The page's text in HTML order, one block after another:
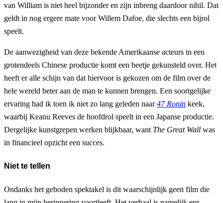
van William is niet heel bijzonder en zijn inbreng daardoor nihil. Dat
geldt in nog ergere mate voor Willem Dafoe, die slechts een bijrol
speelt.
De aanwezigheid van deze bekende Amerikaanse acteurs in een
grotendeels Chinese productie komt een beetje gekunsteld over. Het
heeft er alle schijn van dat hiervoor is gekozen om de film over de
hele wereld beter aan de man te kunnen brengen. Een soortgelijke
ervaring had ik toen ik niet zo lang geleden naar47 Ronin keek,
waarbij Keanu Reeves de hoofdrol speelt in een Japanse productie.
Dergelijke kunstgrepen werken blijkbaar, want The Great Wall was
in financieel opzicht een succes.
Niet te tellen
Ondanks het geboden spektakel is dit waarschijnlijk geen film die